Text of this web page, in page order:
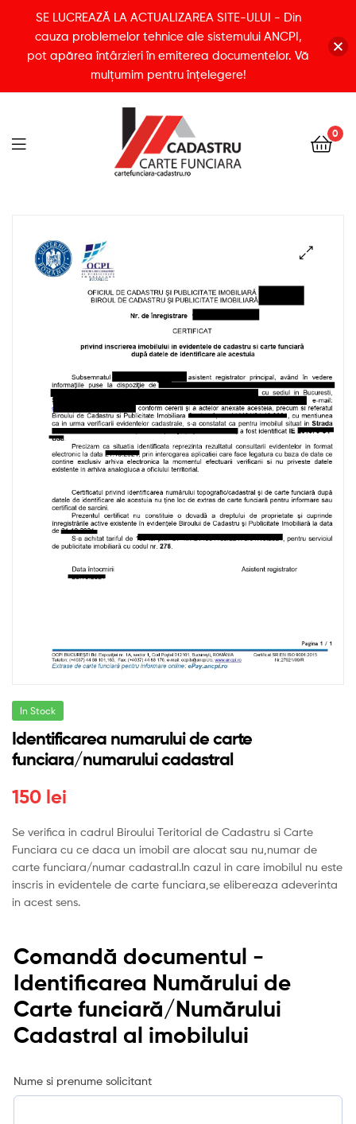
0
In Stock
Identificarea numarului de carte
funciara/numarului cadastral
150 lei
Se verifica in cadrul Biroului Teritorial de Cadastru si Carte
Funciara cu ce daca un imobil are alocat sau nu,numar de
carte funciara/numar cadastral.In cazul in care imobilul nu este
inscris in evidentele de carte funciara,se elibereaza adeverinta
in acest sens.
Comandă documentul -
Identificarea Numărului de
Carte funciară/Numărului
Cadastral al imobilului
Nume si prenume solicitant
SE LUCREAZĂ LA ACTUALIZAREA SITE-ULUI - Din
cauza problemelor tehnice ale sistemului ANCPI,
pot apărea întârzieri în emiterea documentelor. Vă
mulțumim pentru înțelegere!